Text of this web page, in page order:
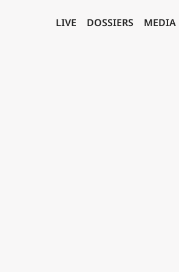
LIVE DOSSIERS MEDIA